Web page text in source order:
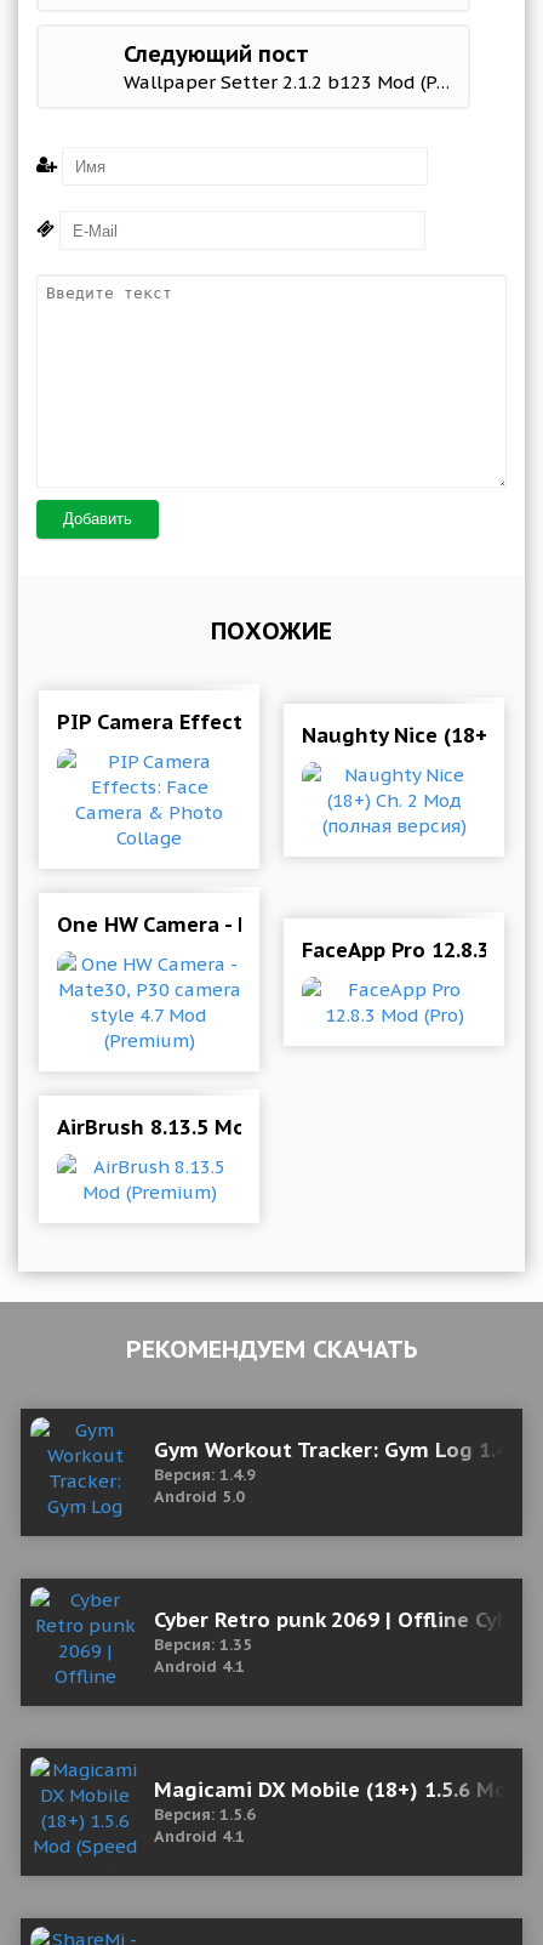
Следующий пост
Wallpaper Setter 2.1.2 b123 Mod (Pro)
Добавить
ПОХОЖИЕ
PIP Camera Effects: Face Camera & Photo
Naughty Nice (18+)
One HW Camera - Mate30, P30 camera style
FaceApp Pro 12.8.3
AirBrush 8.13.5 Mod (Premium)
РЕКОМЕНДУЕМ СКАЧАТЬ
Gym Workout Tracker: Gym Log 1.4.9
Версия: 1.4.9
Android 5.0
Cyber Retro punk 2069 | Offline
Версия: 1.35
Android 4.1
Magicami DX Mobile (18+) 1.5.6 Mod
Версия: 1.5.6
Android 4.1